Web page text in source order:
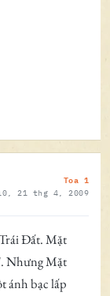
Toa 1
21 thg 4, 2009
Đất. Mặt
Nhưng Mặt
ánh bạc lấp